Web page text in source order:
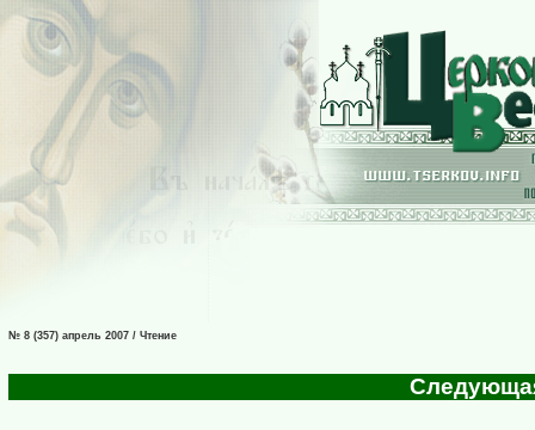
№ 8 (357) апрель 2007 / Чтение